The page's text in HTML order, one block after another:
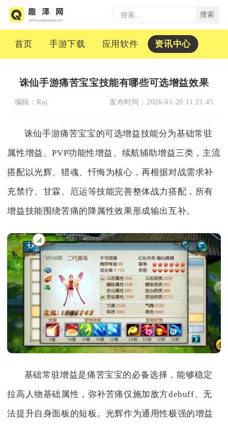
搜索
首页 手游下载 应用软件 资讯中心
诛仙手游痛苦宝宝技能有哪些可选增益效果
编辑：Raj 发布时间： 2026-01-20 11:21:45
诛仙手游痛苦宝宝的可选增益技能分为基础常驻
属性增益、PVP功能性增益、续航辅助增益三类，主流
搭配以光辉、猎魂、忏悔为核心，再根据对战需求补
充禁疗、甘霖、厄运等技能完善整体战力搭配，所有
增益技能围绕苦痛的降属性效果形成输出互补。
基础常驻增益是痛苦宝宝的必备选择，能够稳定
拉高人物基础属性，弥补苦痛仅施加敌方debuff、无
法提升自身面板的短板。光辉作为通用性极强的增益